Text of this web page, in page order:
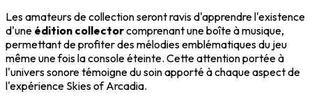
Les amateurs de collection seront ravis d'apprendre l'existence
d'une édition collectorcomprenant une boîte à musique,
permettant de profiter des mélodies emblématiques du jeu
même une fois la console éteinte. Cette attention portée à
l'univers sonore témoigne du soin apporté à chaque aspect de
l'expérience Skies of Arcadia.